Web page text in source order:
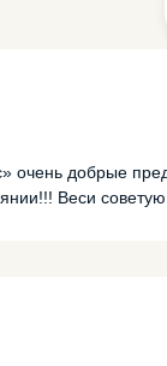
очень добрые
Веси советую